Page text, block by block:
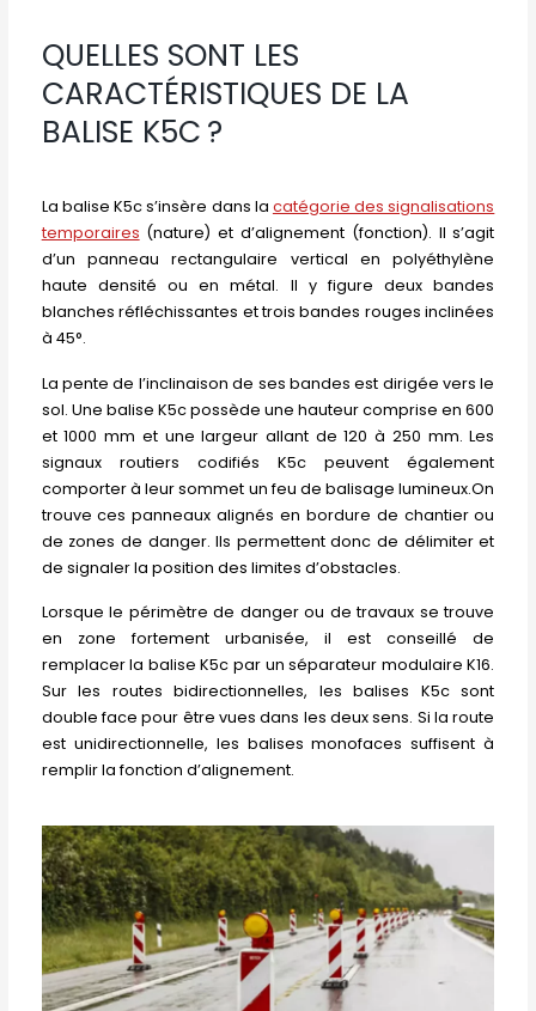
QUELLES SONT LES
CARACTÉRISTIQUES DE LA
BALISE K5C ?
La balise K5c s’insère dans la catégorie des signalisations
temporaires (nature) et d’alignement (fonction). Il s’agit
d’un panneau rectangulaire vertical en polyéthylène
haute densité ou en métal. Il y figure deux bandes
blanches réfléchissantes et trois bandes rouges inclinées
à 45°.
La pente de l’inclinaison de ses bandes est dirigée vers le
sol. Une balise K5c possède une hauteur comprise en 600
et 1000 mm et une largeur allant de 120 à 250 mm. Les
signaux routiers codifiés K5c peuvent également
comporter à leur sommet un feu de balisage lumineux.On
trouve ces panneaux alignés en bordure de chantier ou
de zones de danger. Ils permettent donc de délimiter et
de signaler la position des limites d’obstacles.
Lorsque le périmètre de danger ou de travaux se trouve
en zone fortement urbanisée, il est conseillé de
remplacer la balise K5c par un séparateur modulaire K16.
Sur les routes bidirectionnelles, les balises K5c sont
double face pour être vues dans les deux sens. Si la route
est unidirectionnelle, les balises monofaces suffisent à
remplir la fonction d’alignement.